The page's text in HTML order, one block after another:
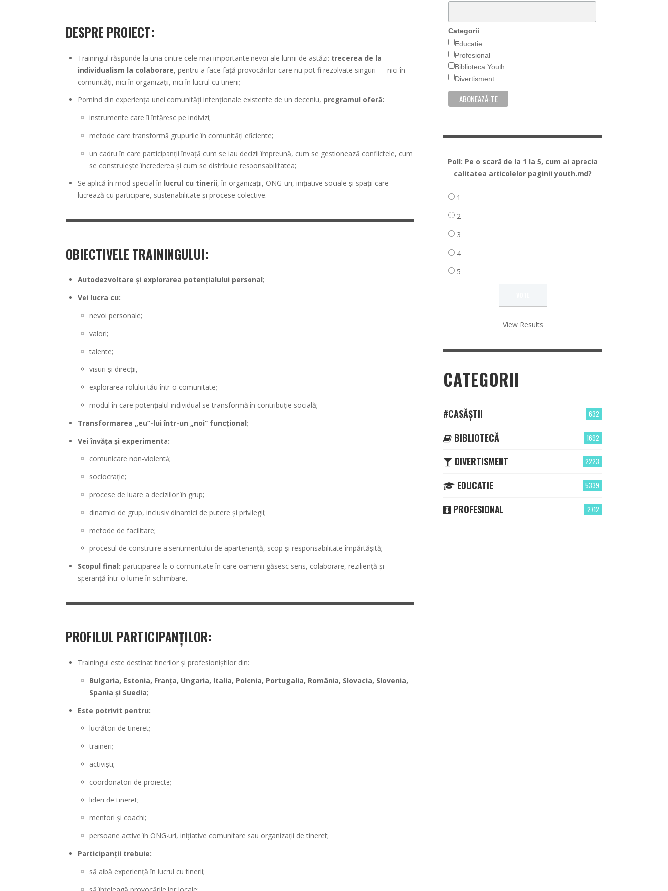
DESPRE PROIECT:
Trainingul răspunde la una dintre cele mai importante nevoi ale lumii de astăzi: trecerea de la
individualism la colaborare, pentru a face față provocărilor care nu pot fi rezolvate singuri — nici în
comunități, nici în organizații, nici în lucrul cu tinerii;
Pornind din experiența unei comunități intenționale existente de un deceniu, programul oferă:
instrumente care îi întăresc pe indivizi;
metode care transformă grupurile în comunități eficiente;
un cadru în care participanții învață cum se iau decizii împreună, cum se gestionează conflictele, cum
se construiește încrederea și cum se distribuie responsabilitatea;
Se aplică în mod special în lucrul cu tinerii, în organizații, ONG-uri, inițiative sociale și spații care
lucrează cu participare, sustenabilitate și procese colective.
OBIECTIVELE TRAININGULUI:
Autodezvoltare și explorarea potențialului personal;
Vei lucra cu:
nevoi personale;
valori;
talente;
visuri și direcții,
explorarea rolului tău într-o comunitate;
modul în care potențialul individual se transformă în contribuție socială;
Transformarea „eu”-lui într-un „noi” funcțional;
Vei învăța și experimenta:
comunicare non-violentă;
sociocrație;
procese de luare a deciziilor în grup;
dinamici de grup, inclusiv dinamici de putere și privilegii;
metode de facilitare;
procesul de construire a sentimentului de apartenență, scop și responsabilitate împărtășită;
Scopul final: participarea la o comunitate în care oamenii găsesc sens, colaborare, reziliență și
speranță într-o lume în schimbare.
PROFILUL PARTICIPANȚILOR:
Trainingul este destinat tinerilor și profesioniștilor din:
Bulgaria, Estonia, Franța, Ungaria, Italia, Polonia, Portugalia, România, Slovacia, Slovenia,
Spania și Suedia;
Este potrivit pentru:
lucrători de tineret;
traineri;
activiști;
coordonatori de proiecte;
lideri de tineret;
mentori și coachi;
persoane active în ONG-uri, inițiative comunitare sau organizații de tineret;
Participanții trebuie:
să aibă experiență în lucrul cu tinerii;
Categorii
Educație
Profesional
Biblioteca Youth
Divertisment
Poll: Pe o scară de la 1 la 5, cum ai aprecia
calitatea articolelor paginii youth.md?
1
2
3
4
5
View Results
CATEGORII
632
#CASĂȘTII
1692
BIBLIOTECĂ
2223
DIVERTISMENT
5339
EDUCATIE
2712
PROFESIONAL